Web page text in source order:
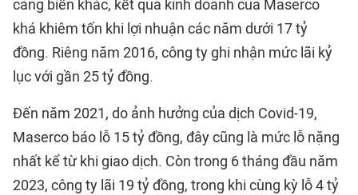
cảng biển khác, kết quả kinh doanh của Maserco
khá khiêm tốn khi lợi nhuận các năm dưới 17 tỷ
đồng. Riêng năm 2016, công ty ghi nhận mức lãi kỷ
lục với gần 25 tỷ đồng.
Đến năm 2021, do ảnh hưởng của dịch Covid-19,
Maserco báo lỗ 15 tỷ đồng, đây cũng là mức lỗ nặng
nhất kể từ khi giao dịch. Còn trong 6 tháng đầu năm
2023, công ty lãi 19 tỷ đồng, trong khi cùng kỳ lỗ 4 tỷ